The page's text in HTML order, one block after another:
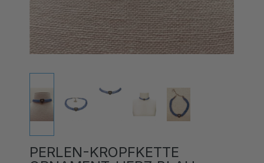
PERLEN-KROPFKETTE
ORNAMENT-HERZ BLAU